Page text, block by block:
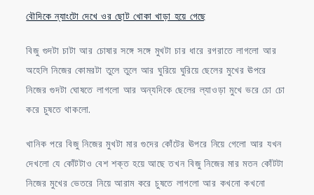
বৌদিকে ন্যাংটো দেখে ওর ছোট খোকা খাড়া হয়ে গেছে
বিজু গুদটা চাটা আর চোষার সঙ্গে সঙ্গে মুখটা চার ধারে রগরাতে লাগলো আর
অহেলি নিজের কোমরটা তুলে তুলে আর ঘুরিয়ে ঘুরিয়ে ছেলের মুখের ঊপরে
নিজের গুদটা ঘোষতে লাগলো আর অন্যদিকে ছেলের ল্যাওড়া মুখে ভরে চো চো
করে চুষতে থাকলো.
খানিক পরে বিজু নিজের মুখটা মার গুদের কোঁটের ঊপরে নিয়ে গেলো আর যখন
দেখলো যে কোঁটটাও বেশ শক্ত হয়ে আছে তখন বিজু নিজের মার মতন কোঁটটা
নিজের মুখের ভেতরে নিয়ে আরাম করে চুষতে লাগলো আর কখনো কখনো